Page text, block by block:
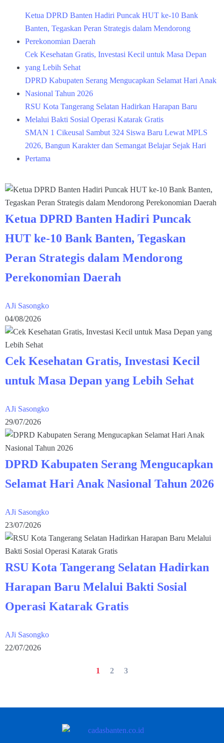
Ketua DPRD Banten Hadiri Puncak HUT ke-10 Bank
Banten, Tegaskan Peran Strategis dalam Mendorong
Perekonomian Daerah
Cek Kesehatan Gratis, Investasi Kecil untuk Masa Depan
yang Lebih Sehat
DPRD Kabupaten Serang Mengucapkan Selamat Hari Anak
Nasional Tahun 2026
RSU Kota Tangerang Selatan Hadirkan Harapan Baru
Melalui Bakti Sosial Operasi Katarak Gratis
SMAN 1 Cikeusal Sambut 324 Siswa Baru Lewat MPLS
2026, Bangun Karakter dan Semangat Belajar Sejak Hari
Pertama
Ketua DPRD Banten Hadiri Puncak
HUT ke-10 Bank Banten, Tegaskan
Peran Strategis dalam Mendorong
Perekonomian Daerah
AJi Sasongko
04/08/2026
Cek Kesehatan Gratis, Investasi Kecil
untuk Masa Depan yang Lebih Sehat
AJi Sasongko
29/07/2026
DPRD Kabupaten Serang Mengucapkan
Selamat Hari Anak Nasional Tahun 2026
AJi Sasongko
23/07/2026
RSU Kota Tangerang Selatan Hadirkan
Harapan Baru Melalui Bakti Sosial
Operasi Katarak Gratis
AJi Sasongko
22/07/2026
1 2 3